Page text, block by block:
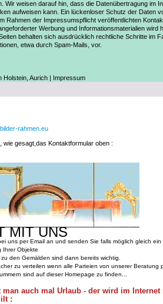
Wir weisen darauf hin, dass die Datenübertragung im
aufweisen kann. Ein lückenloser Schutz der Daten
Rahmen der Impressumspflicht veröffentlichten
Werbung und Informationsmaterialien wird
behalten sich ausdrücklich rechtliche Schritte im
etwa durch Spam-Mails, vor.
Holstein, Aurich | Impressum
rahmen.eu
wie gesagt,das Kontaktformular oben :
MIT UNS
uns per Email an und senden Sie falls möglich gleich ein
Ihrer Objekte
den Gemälden sind dann bereits wichtig.
zu verteilen wenn alle Parteien von unserer Beratung
sind auf dieser Homepage zu finden...
man auch mal Urlaub - der wird im Internet
: